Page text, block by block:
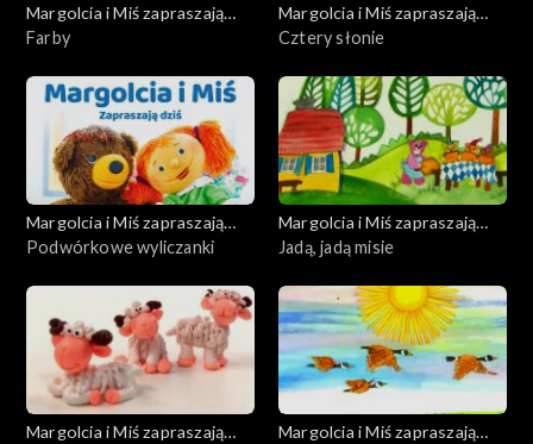
Margolcia i Miś zapraszają
dziś
Farby
Margolcia i Miś zapraszają
dziś
Cztery słonie
Margolcia i Miś zapraszają
dziś
Podwórkowe wyliczanki
Margolcia i Miś zapraszają
dziś
Jadą, jadą misie
Margolcia i Miś zapraszają
Margolcia i Miś zapraszają